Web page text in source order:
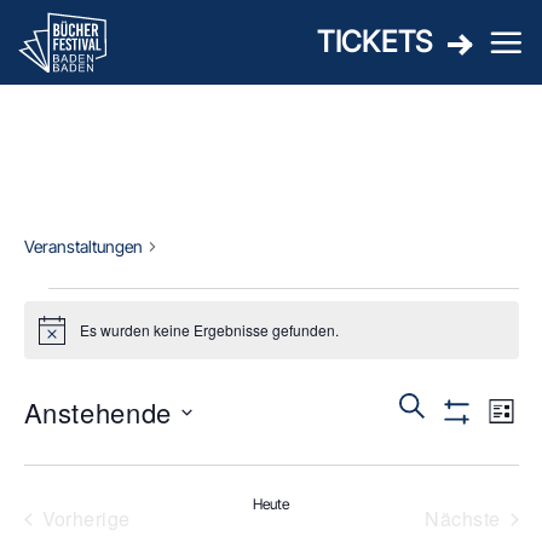
Inhalt
springen
TICKETS
Veranstaltungen
VERANSTALTUNGEN
HinweisEs wurden keine Ergebnisse gefunden.
Suche
Liste
Anstehende
Vorherige
Heute
Nächste